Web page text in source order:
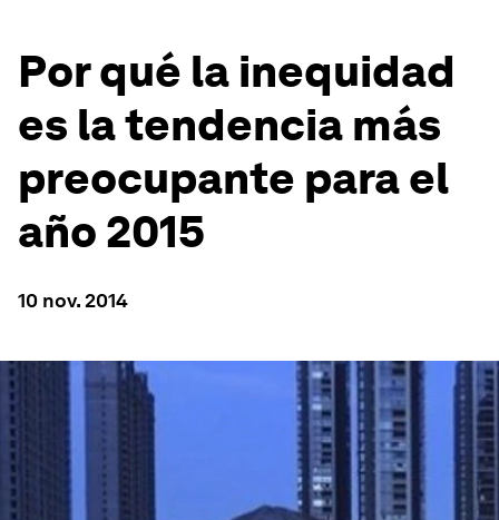
Por qué la inequidad
es la tendencia más
preocupante para el
año 2015
10 nov. 2014